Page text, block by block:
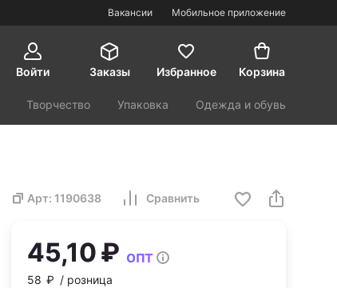
Мобильное приложение
Вакансии
Войти
Заказы Избранное Корзина
Творчество Упаковка Одежда и обувь
Арт: 1190638 Сравнить
45,10 ₽ опт
58 ₽ / розница